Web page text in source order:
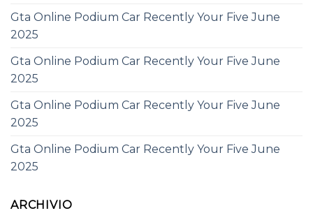
Gta Online Podium Car Recently Your Five June
2025
Gta Online Podium Car Recently Your Five June
2025
Gta Online Podium Car Recently Your Five June
2025
Gta Online Podium Car Recently Your Five June
2025
ARCHIVIO